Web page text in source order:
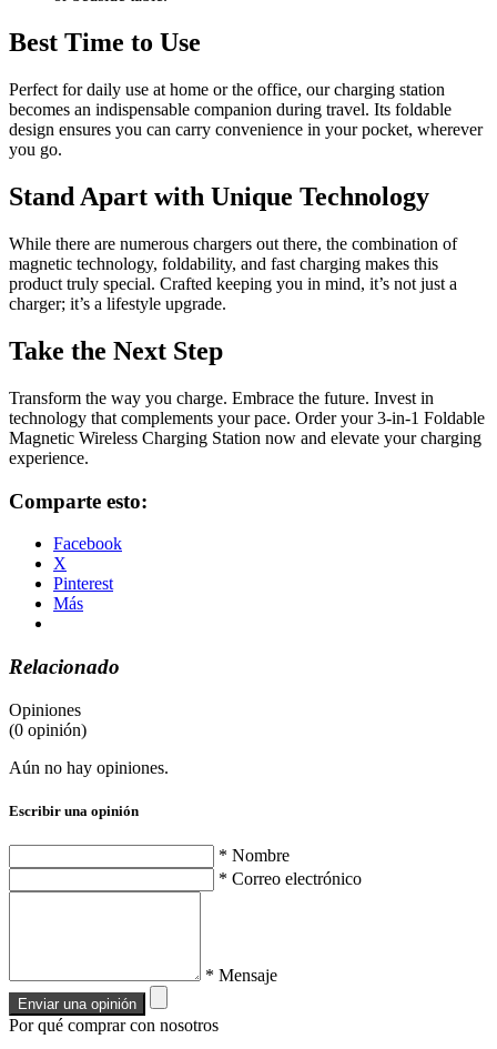
Best Time to Use
Perfect for daily use at home or the office, our charging station
becomes an indispensable companion during travel. Its foldable
design ensures you can carry convenience in your pocket, wherever
you go.
Stand Apart with Unique Technology
While there are numerous chargers out there, the combination of
magnetic technology, foldability, and fast charging makes this
product truly special. Crafted keeping you in mind, it’s not just a
charger; it’s a lifestyle upgrade.
Take the Next Step
Transform the way you charge. Embrace the future. Invest in
technology that complements your pace. Order your 3-in-1 Foldable
Magnetic Wireless Charging Station now and elevate your charging
experience.
Comparte esto:
Facebook
X
Pinterest
Más
Relacionado
Opiniones
(0 opinión)
Aún no hay opiniones.
Escribir una opinión
* Nombre
* Correo electrónico
* Mensaje
Enviar una opinión
Por qué comprar con nosotros